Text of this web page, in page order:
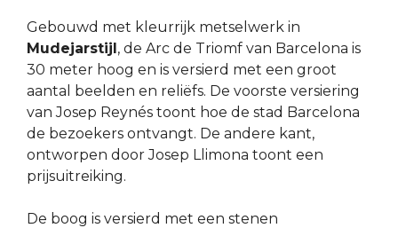
Gebouwd met kleurrijk metselwerk in
Mudejarstijl, de Arc de Triomf van Barcelona is
30 meter hoog en is versierd met een groot
aantal beelden en reliëfs. De voorste versiering
van Josep Reynés toont hoe de stad Barcelona
de bezoekers ontvangt. De andere kant,
ontworpen door Josep Llimona toont een
prijsuitreiking.
De boog is versierd met een stenen